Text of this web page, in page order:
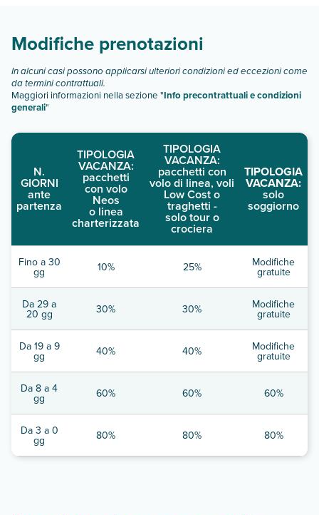
Modifiche prenotazioni
In alcuni casi possono applicarsi ulteriori condizioni ed eccezioni come
da termini contrattuali.
Maggiori informazioni nella sezione "Info precontrattuali e condizioni
generali"
N.
GIORNI
ante
partenza
TIPOLOGIA
VACANZA:
pacchetti
con volo
Neos
o linea
charterizzata
TIPOLOGIA
VACANZA:
pacchetti con
volo di linea, voli
Low Cost o
traghetti -
solo tour o
crociera
TIPOLOGIA
VACANZA:
solo
soggiorno
Fino a 30
gg 10% 25% Modifiche
gratuite
Da 29 a
20 gg 30% 30% Modifiche
gratuite
Da 19 a 9
gg 40% 40% Modifiche
gratuite
Da 8 a 4
gg 60% 60% 60%
Da 3 a 0
gg 80% 80% 80%